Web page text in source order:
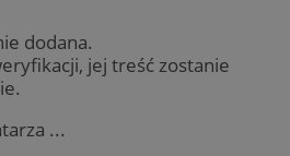
dodana.
jej treść zostanie
...